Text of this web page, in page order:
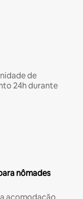
de
24h durante
nômades